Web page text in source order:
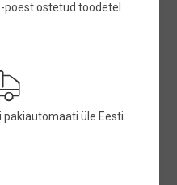
poest ostetud toodetel.
üle Eesti.